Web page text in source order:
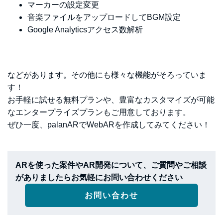
マーカーの設定変更
音楽ファイルをアップロードしてBGM設定
Google Analyticsアクセス数解析
などがあります。その他にも様々な機能がそろっていま
す！
お手軽に試せる無料プランや、豊富なカスタマイズが可能
なエンタープライズプランもご用意しております。
ぜひ一度、palanARでWebARを作成してみてください！
ARを使った案件やAR開発について、ご質問やご相談
がありましたらお気軽にお問い合わせください
お問い合わせ